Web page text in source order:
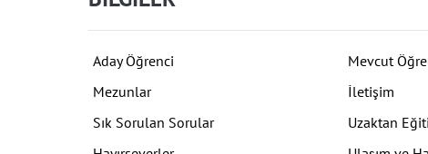
Aday Öğrenci
Mevcut
Mezunlar
İletişim
Sık Sorulan Sorular
Uzaktan